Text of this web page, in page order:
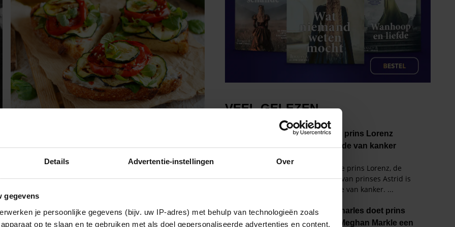
Details Advertentie-instellingen Over
gegevens
je persoonlijke gegevens (bijv. uw IP-adres) met behulp van technologieën zoals
op te slaan en te gebruiken met als doel gepersonaliseerde advertenties en content,
BRUSCHETTA MET
METEEN MAKEN
Bereidingstijd: 20 minuten • 700 g jonge
courgettes (klein en dun) • 400 g kerstomaatjes